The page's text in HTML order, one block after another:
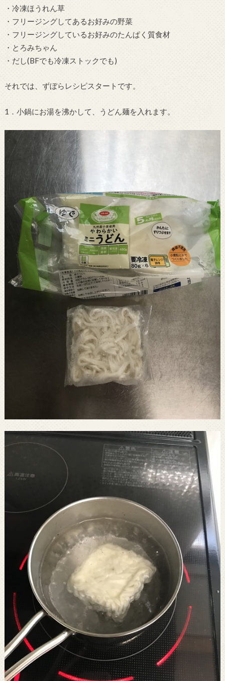
・冷凍ほうれん草
・フリージングしてあるお好みの野菜
・フリージングしているお好みのたんぱく質食材
・とろみちゃん
・だし(BFでも冷凍ストックでも)
それでは、ずぼらレシピスタートです。
1．小鍋にお湯を沸かして、うどん麺を入れます。